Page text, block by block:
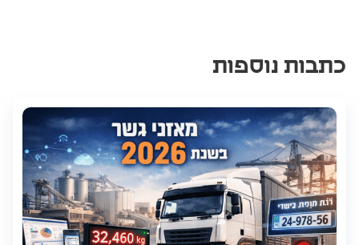
כתבות נוספות